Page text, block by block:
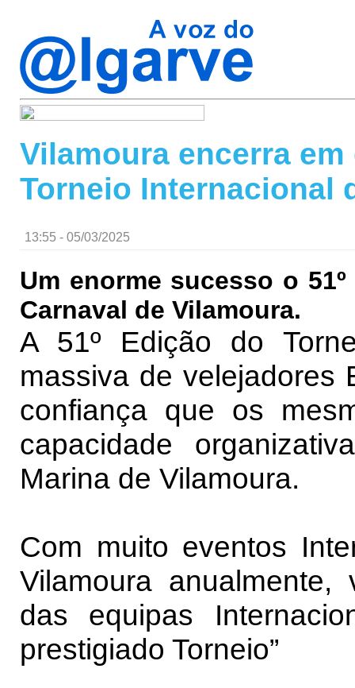
Vilamoura encerra em
Torneio Internacional
13:55 - 05/03/2025
Um enorme sucesso o
Carnaval de Vilamoura.
A 51º Edição do
massiva de velejadores
confiança que os
capacidade
Marina de Vilamoura.
Com muito eventos
Vilamoura
das equipas
prestigiado Torneio”